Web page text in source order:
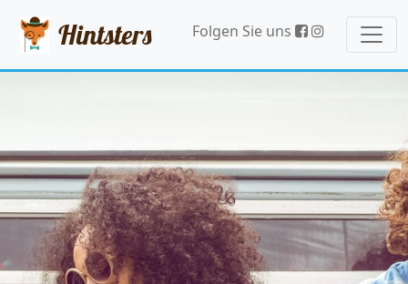
Hintsters Folgen Sie uns